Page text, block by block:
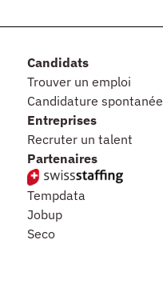
Candidats
Trouver un emploi
Candidature spontanée
Entreprises
Recruter un talent
Partenaires
Tempdata
Jobup
Seco